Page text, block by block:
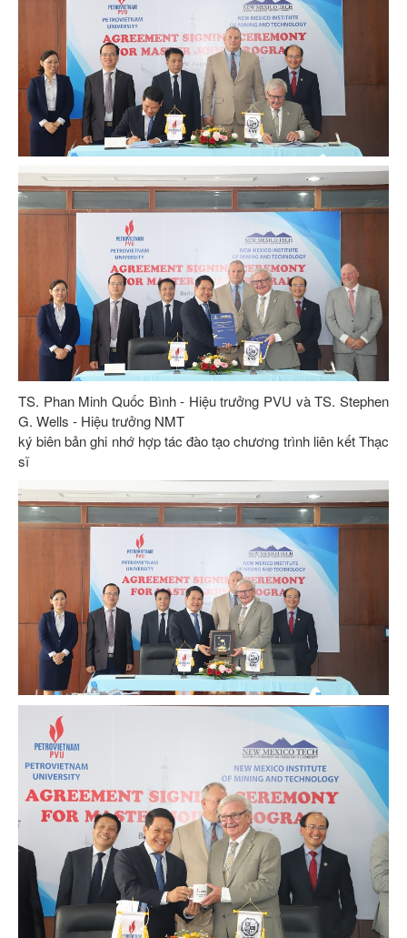
TS. Phan Minh Quốc Bình - Hiệu trưởng PVU và TS. Stephen
G. Wells - Hiệu trưởng NMT
ký biên bản ghi nhớ hợp tác đào tạo chương trình liên kết Thạc
sĩ